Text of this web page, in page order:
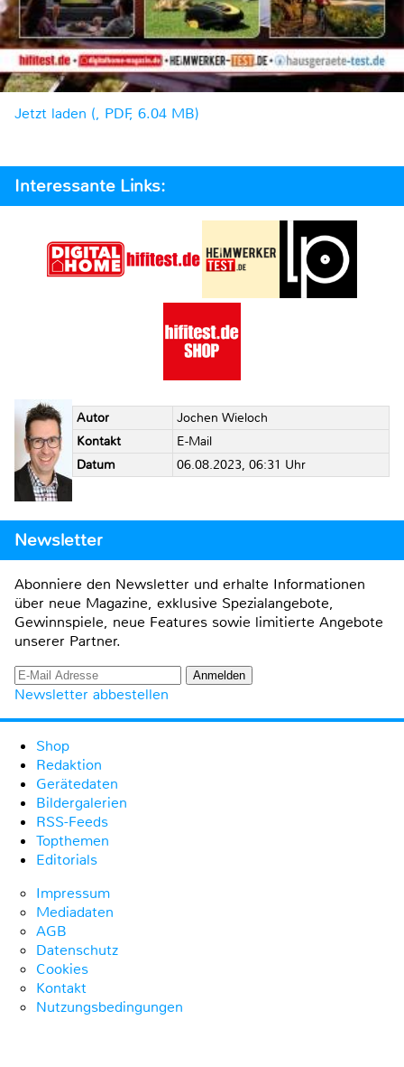
Jetzt laden (, PDF, 6.04 MB)
Interessante Links:
Autor
Jochen Wieloch
Kontakt
E-Mail
Datum
06.08.2023, 06:31 Uhr
Newsletter
Abonniere den Newsletter und erhalte Informationen
über neue Magazine, exklusive Spezialangebote,
Gewinnspiele, neue Features sowie limitierte Angebote
unserer Partner.
Newsletter abbestellen
Shop
Redaktion
Gerätedaten
Bildergalerien
RSS-Feeds
Topthemen
Editorials
Impressum
Mediadaten
AGB
Datenschutz
Cookies
Kontakt
Nutzungsbedingungen